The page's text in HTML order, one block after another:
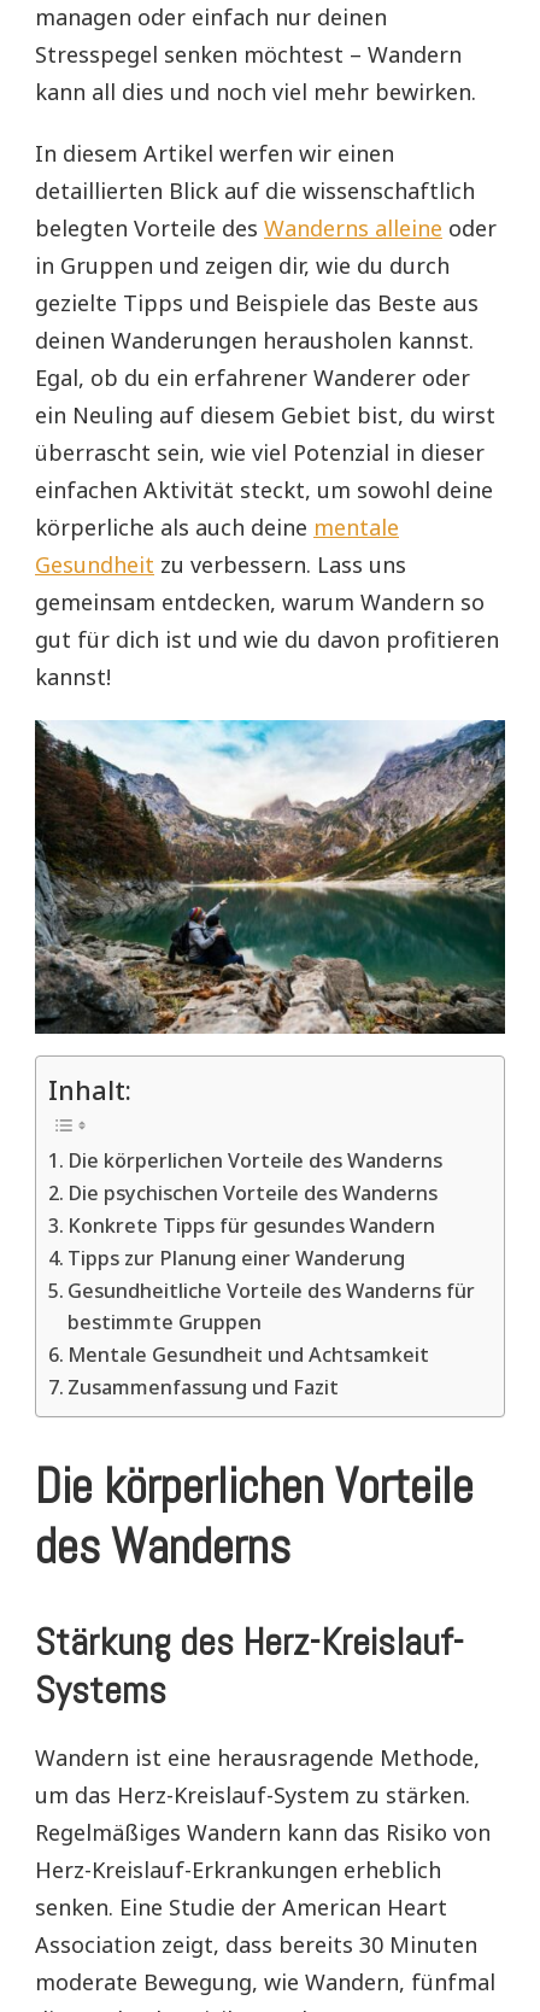
managen oder einfach nur deinen
Stresspegel senken möchtest – Wandern
kann all dies und noch viel mehr bewirken.
In diesem Artikel werfen wir einen
detaillierten Blick auf die wissenschaftlich
belegten Vorteile des Wanderns alleine oder
in Gruppen und zeigen dir, wie du durch
gezielte Tipps und Beispiele das Beste aus
deinen Wanderungen herausholen kannst.
Egal, ob du ein erfahrener Wanderer oder
ein Neuling auf diesem Gebiet bist, du wirst
überrascht sein, wie viel Potenzial in dieser
einfachen Aktivität steckt, um sowohl deine
körperliche als auch deine mentale
Gesundheit zu verbessern. Lass uns
gemeinsam entdecken, warum Wandern so
gut für dich ist und wie du davon profitieren
kannst!
Inhalt:
Die körperlichen Vorteile des Wanderns
Die psychischen Vorteile des Wanderns
Konkrete Tipps für gesundes Wandern
Tipps zur Planung einer Wanderung
Gesundheitliche Vorteile des Wanderns für
bestimmte Gruppen
Mentale Gesundheit und Achtsamkeit
Zusammenfassung und Fazit
Die körperlichen Vorteile
des Wanderns
Stärkung des Herz-Kreislauf-
Systems
Wandern ist eine herausragende Methode,
um das Herz-Kreislauf-System zu stärken.
Regelmäßiges Wandern kann das Risiko von
Herz-Kreislauf-Erkrankungen erheblich
senken. Eine Studie der American Heart
Association zeigt, dass bereits 30 Minuten
moderate Bewegung, wie Wandern, fünfmal